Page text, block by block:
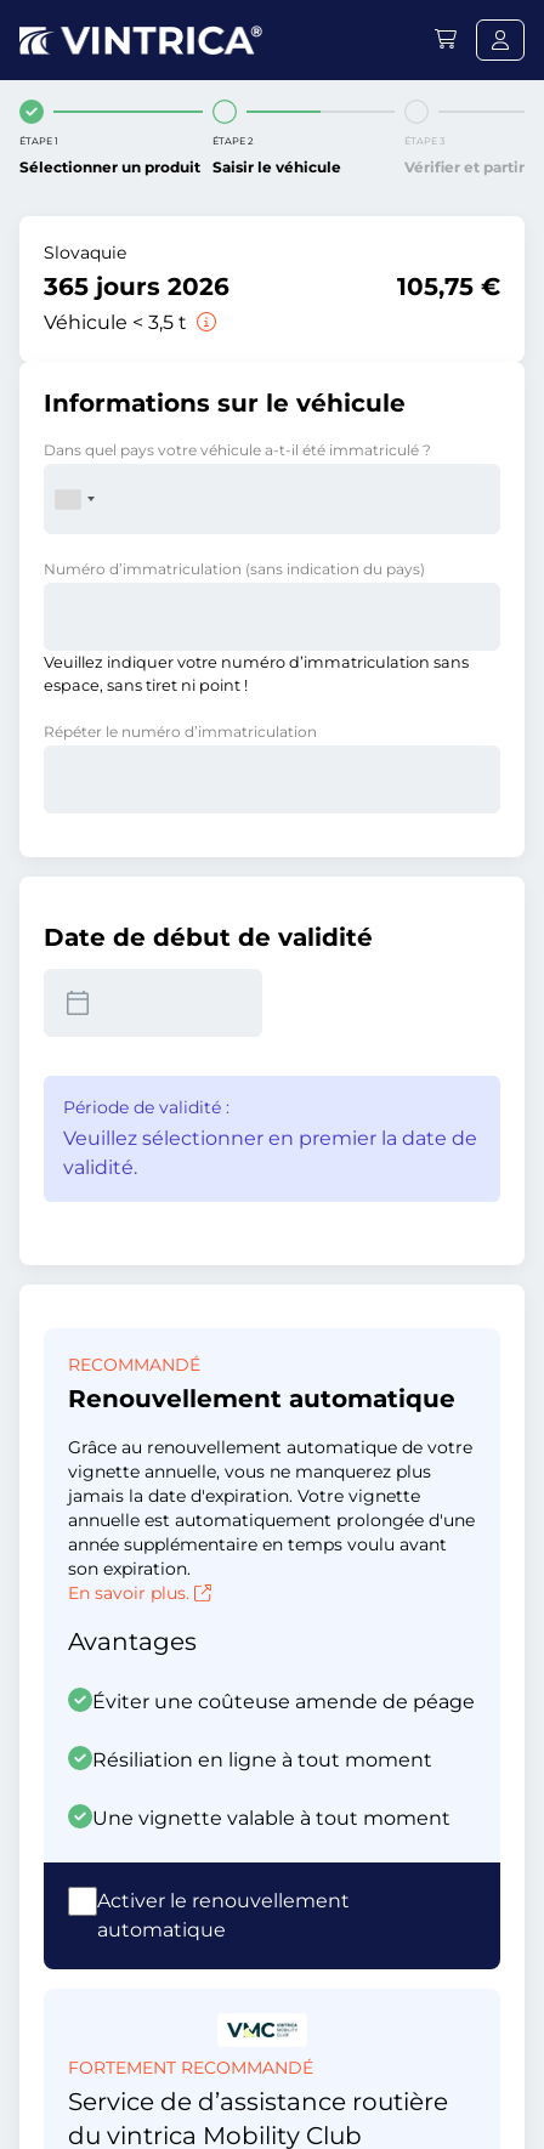
ÉTAPE 1
Sélectionner un produit
ÉTAPE 2
Saisir le véhicule
ÉTAPE 3
Vérifier et partir
Slovaquie
365 jours 2026
Véhicule < 3,5 t
105,75 €
Informations sur le véhicule
Dans quel pays votre véhicule a-t-il été immatriculé ?
Numéro d’immatriculation (sans indication du pays)
Veuillez indiquer votre numéro d’immatriculation sans
espace, sans tiret ni point !
Répéter le numéro d’immatriculation
Date de début de validité
Période de validité :
Veuillez sélectionner en premier la date de
validité.
RECOMMANDÉ
Renouvellement automatique
Grâce au renouvellement automatique de votre
vignette annuelle, vous ne manquerez plus
jamais la date d'expiration. Votre vignette
annuelle est automatiquement prolongée d'une
année supplémentaire en temps voulu avant
son expiration.
En savoir plus.
Avantages
Éviter une coûteuse amende de péage
Résiliation en ligne à tout moment
Une vignette valable à tout moment
Activer le renouvellement
automatique
FORTEMENT RECOMMANDÉ
Service de d’assistance routière
du vintrica Mobility Club